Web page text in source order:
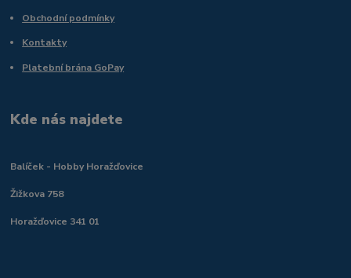
Obchodní podmínky
Kontakty
Platební brána GoPay
Kde nás najdete
Balíček - Hobby Horažďovice
Žižkova 758
Horažďovice 341 01